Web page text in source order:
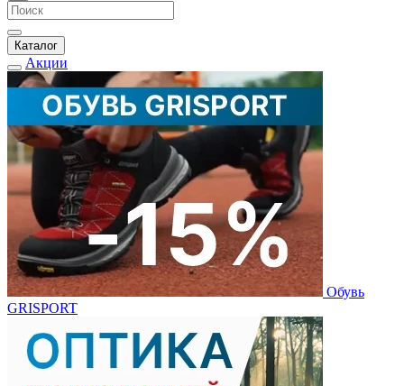
Каталог
Акции
Обувь
GRISPORT